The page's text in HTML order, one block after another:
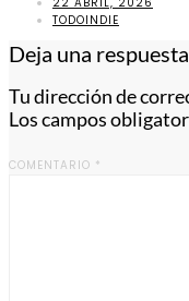
TODOINDIE
Deja una respuesta
Tu dirección de
Los campos
COMENTARIO *